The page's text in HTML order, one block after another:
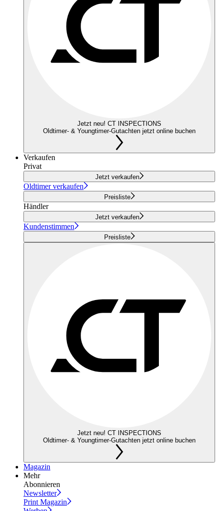
Jetzt neu! CT INSPECTIONS
Oldtimer- & Youngtimer-Gutachten jetzt online buchen
Verkaufen
Privat
Jetzt verkaufen
Oldtimer verkaufen
Preisliste
Händler
Jetzt verkaufen
Kundenstimmen
Preisliste
Jetzt neu! CT INSPECTIONS
Oldtimer- & Youngtimer-Gutachten jetzt online buchen
Magazin
Mehr
Abonnieren
Newsletter
Print Magazin